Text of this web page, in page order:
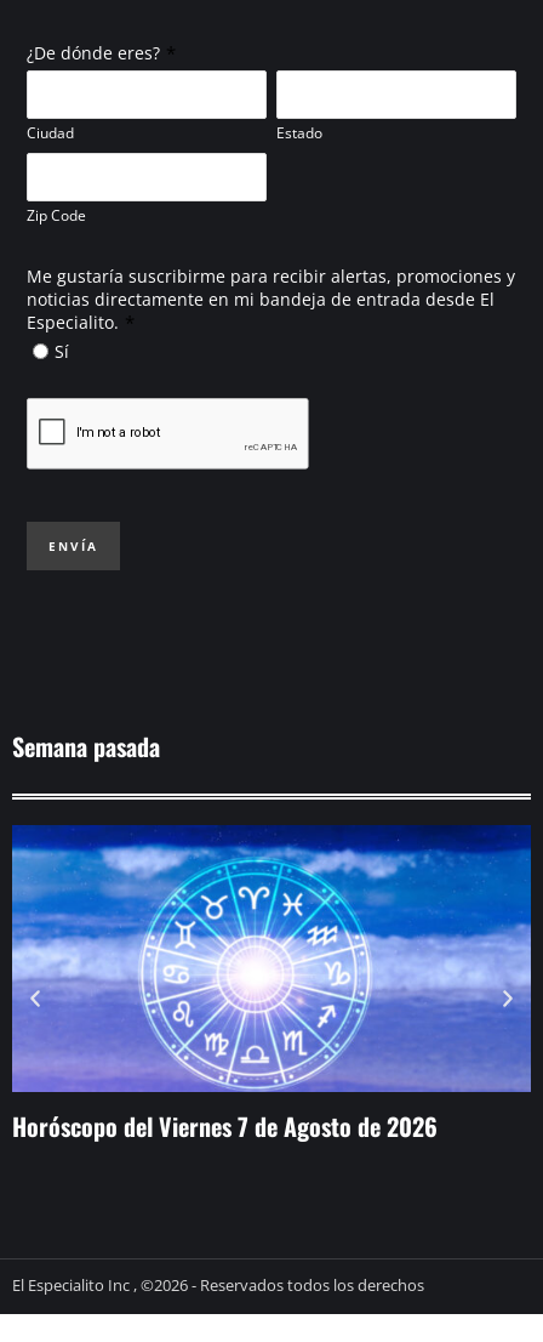
¿De dónde eres? *
Ciudad Estado
Zip Code
Me gustaría suscribirme para recibir alertas, promociones y
noticias directamente en mi bandeja de entrada desde El
Especialito. *
Sí
ENVÍA
Semana pasada
Horóscopo del Viernes 7 de Agosto de 2026
El Especialito Inc , ©2026 - Reservados todos los derechos